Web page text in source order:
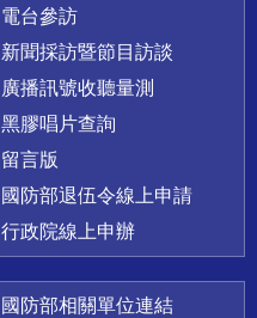
電台參訪
新聞採訪暨節目訪談
廣播訊號收聽量測
黑膠唱片查詢
留言版
國防部退伍令線上申請
行政院線上申辦
國防部相關單位連結